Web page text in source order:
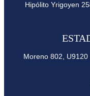
Hipólito Yrigoyen
Moreno 802,